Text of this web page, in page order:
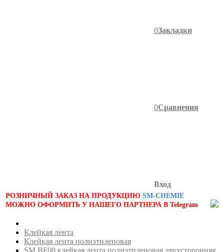
0Закладки
0Сравнения
Вход
РОЗНИЧНЫЙ ЗАКАЗ НА ПРОДУКЦИЮ SM-CHEMIE
МОЖНО ОФОРМИТЬ У НАШЕГО ПАРТНЕРА В Telegram
Клейкая лента
Клейкая лента полиэтиленовая
SM BF08 клейкая лента полиэтиленовая двухсторонняя